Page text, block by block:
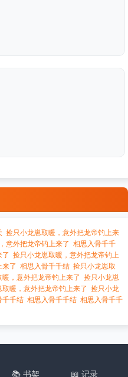
捡只小龙崽取暖，意外把龙帝钓上来
意外把龙帝钓上来了 相思入骨千千
捡只小龙崽取暖，意外把龙帝钓上
了 相思入骨千千结 捡只小龙崽取
，意外把龙帝钓上来了 捡只小龙崽
暖，意外把龙帝钓上来了 捡只小龙
千千结 相思入骨千千结 相思入骨千千
📚 书架 📖 记录